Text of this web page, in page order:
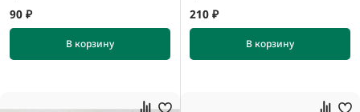
90 ₽
В корзину
210 ₽
В корзину